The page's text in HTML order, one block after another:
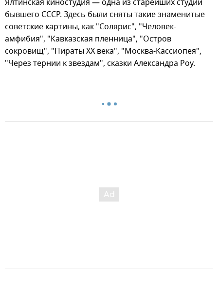
бывшего СССР. Здесь были сняты такие знаменитые
советские картины, как "Солярис", "Человек-
амфибия", "Кавказская пленница", "Остров
сокровищ", "Пираты XX века", "Москва-Кассиопея",
"Через тернии к звездам", сказки Александра Роу.